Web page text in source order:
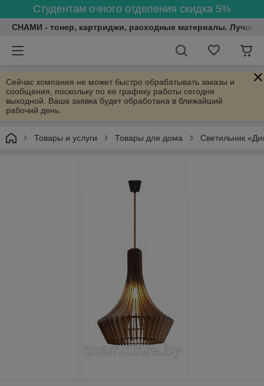
Студентам очного отделения скидка 5%
СНАМИ - тонер, картриджи, расходные материалы.
Сейчас компания не может быстро обрабатывать заказы и
сообщения, поскольку по ее графику работы сегодня
выходной. Ваша заявка будет обработана в ближайший
рабочий день.
Товары и услуги Товары для дома Светильник